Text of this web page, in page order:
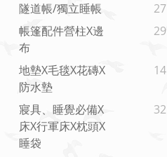
隧道帳/獨立睡帳
27
帳篷配件營柱X邊
布
29
地墊x毛毯x花磚x
防水墊
14
寢具、睡覺必備x
床x行軍床x枕頭x
睡袋
32